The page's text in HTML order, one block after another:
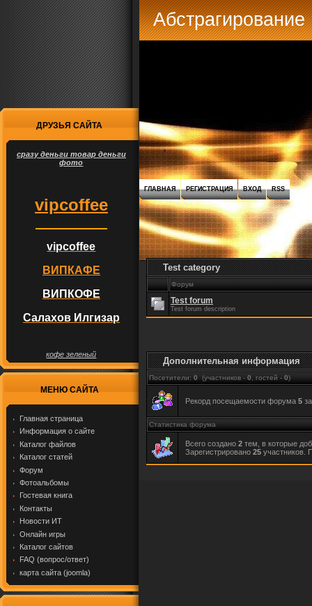
ДРУЗЬЯ САЙТА
сразу деньги товар деньги
фото
vipcoffee
vipcoffee
ВИПКАФЕ
ВИПКОФЕ
Салахов Илгизар
кофе зеленый
МЕНЮ САЙТА
Главная страница
Информация о сайте
Каталог файлов
Каталог статей
Форум
Фотоальбомы
Гостевая книга
Контакты
Новости ИТ
Онлайн игры
Каталог сайтов
FAQ (вопрос/ответ)
карта сайта (joomla)
ГЛАВНАЯ РЕГИСТРАЦИЯ ВХОД RSS
Test category
Форум
Test forum
Test forum description
Дополнительная информация
Посетители: 0 (участников - 0 , гостей - 0)
Рекорд посещаемости форума 5
Статистика форума
Всего создано 2 тем, в которые
Зарегистрировано 25 участников.